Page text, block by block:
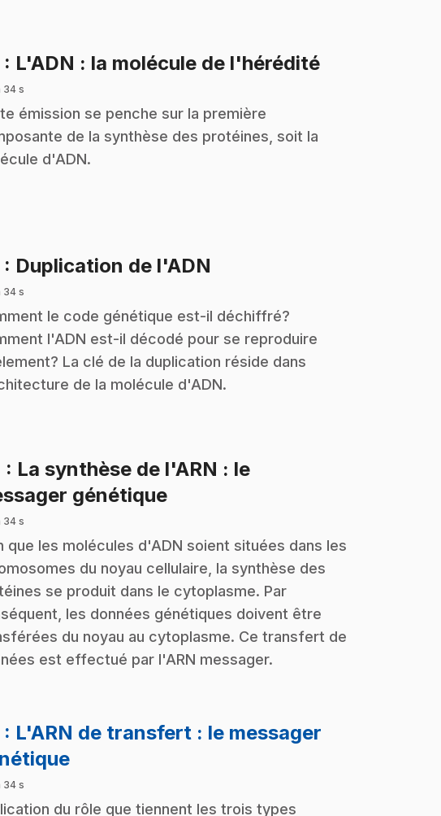
: L'ADN : la molécule de l'hérédité.
34 s
émission se penche sur la première
de la synthèse des protéines, soit la
d'ADN.
: Duplication de l'ADN
34 s
le code génétique est-il déchiffré?
l'ADN est-il décodé pour se reproduire
La clé de la duplication réside dans
de la molécule d'ADN.
: La synthèse de l'ARN : le
génétique.
34 s
que les molécules d'ADN soient situées dans les
du noyau cellulaire, la synthèse des
se produit dans le cytoplasme. Par
les données génétiques doivent être
du noyau au cytoplasme. Ce transfert de
est effectué par l'ARN messager.
: L'ARN de transfert : le messager
.
34 s
du rôle que tiennent les trois types